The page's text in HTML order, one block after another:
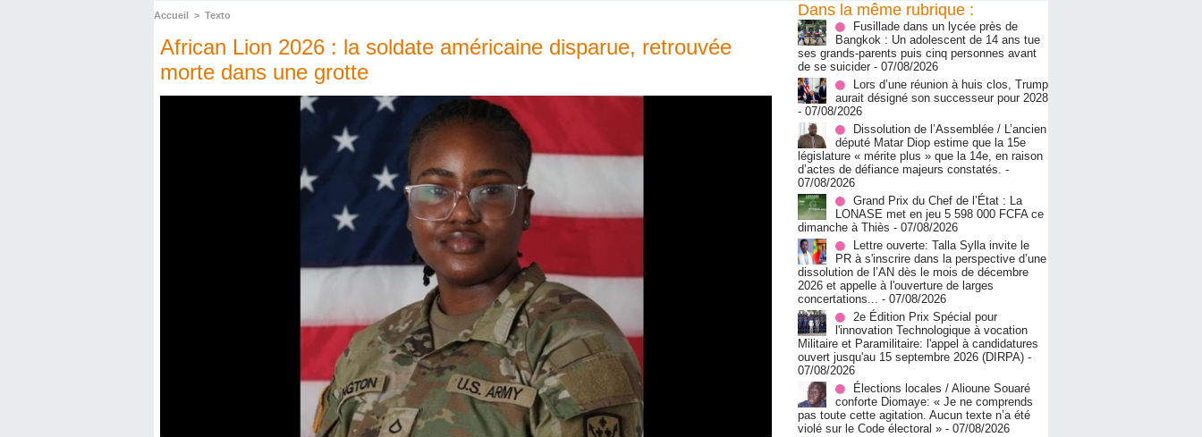
Accueil > Texto
African Lion 2026 : la soldate américaine disparue, retrouvée
morte dans une grotte
Dans la même rubrique :
Fusillade dans un lycée près de
Bangkok : Un adolescent de 14 ans tue
ses grands-parents puis cinq personnes avant
de se suicider - 07/08/2026
Lors d’une réunion à huis clos, Trump
aurait désigné son successeur pour 2028
- 07/08/2026
Dissolution de l’Assemblée / L’ancien
député Matar Diop estime que la 15e
législature « mérite plus » que la 14e, en raison
d’actes de défiance majeurs constatés. -
07/08/2026
Grand Prix du Chef de l’État : La
LONASE met en jeu 5 598 000 FCFA ce
dimanche à Thiès - 07/08/2026
Lettre ouverte: Talla Sylla invite le
PR à s'inscrire dans la perspective d’une
dissolution de l’AN dès le mois de décembre
2026 et appelle à l'ouverture de larges
concertations... - 07/08/2026
2e Édition Prix Spécial pour
l'innovation Technologique à vocation
Militaire et Paramilitaire: l'appel à candidatures
ouvert jusqu'au 15 septembre 2026 (DIRPA) -
07/08/2026
Élections locales / Alioune Souaré
conforte Diomaye: « Je ne comprends
pas toute cette agitation. Aucun texte n’a été
violé sur le Code électoral » - 07/08/2026